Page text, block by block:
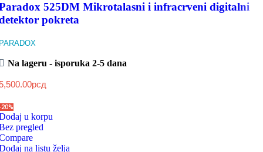
525DM Mikrotalasni i infracrveni digitalni
pokreta
Na lageru - isporuka 2-5 dana
рсд
u korpu
pregled
na listu želja